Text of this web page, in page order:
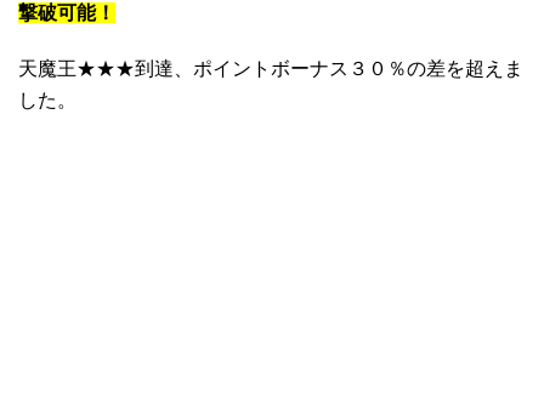
撃破可能！
天魔王★★★到達、ポイントボーナス３０％の差を超えま
した。